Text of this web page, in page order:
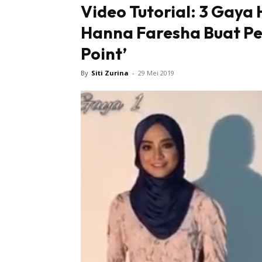
Video Tutorial: 3 Gaya
Hanna Faresha Buat
Point’
By Siti Zurina - 29 Mei 2019